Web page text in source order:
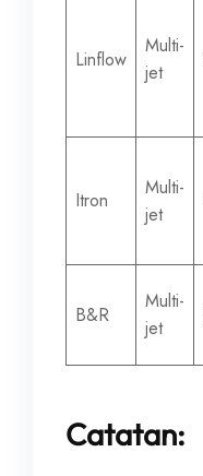
Linflow
Multi-
jet
Itron
Multi-
jet
B&R
Multi-
jet
Catatan: